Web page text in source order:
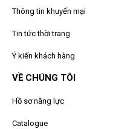
Thông tin khuyến mại
Tin tức thời trang
Ý kiến khách hàng
VỀ CHÚNG TÔI
Hồ sơ năng lực
Catalogue